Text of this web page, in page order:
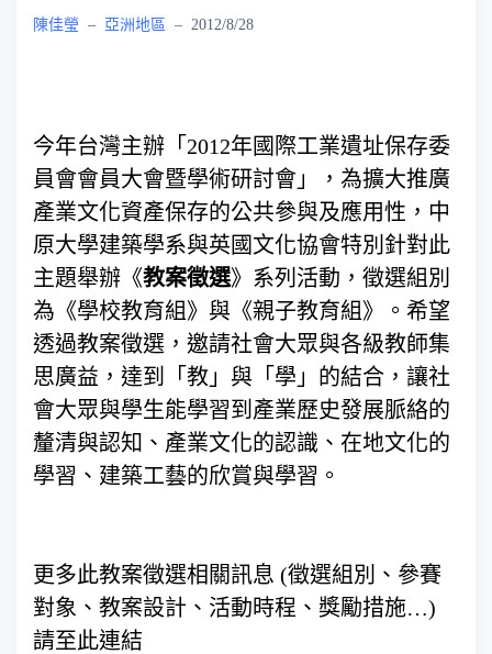
陳佳瑩 – 亞洲地區 – 2012/8/28
今年台灣主辦「2012年國際工業遺址保存委
員會會員大會暨學術研討會」，為擴大推廣
產業文化資產保存的公共參與及應用性，中
原大學建築學系與英國文化協會特別針對此
主題舉辦《教案徵選》系列活動，徵選組別
為《學校教育組》與《親子教育組》。希望
透過教案徵選，邀請社會大眾與各級教師集
思廣益，達到「教」與「學」的結合，讓社
會大眾與學生能學習到產業歷史發展脈絡的
釐清與認知、產業文化的認識、在地文化的
學習、建築工藝的欣賞與學習。
更多此教案徵選相關訊息 (徵選組別、參賽
對象、教案設計、活動時程、獎勵措施…)
請至此連結